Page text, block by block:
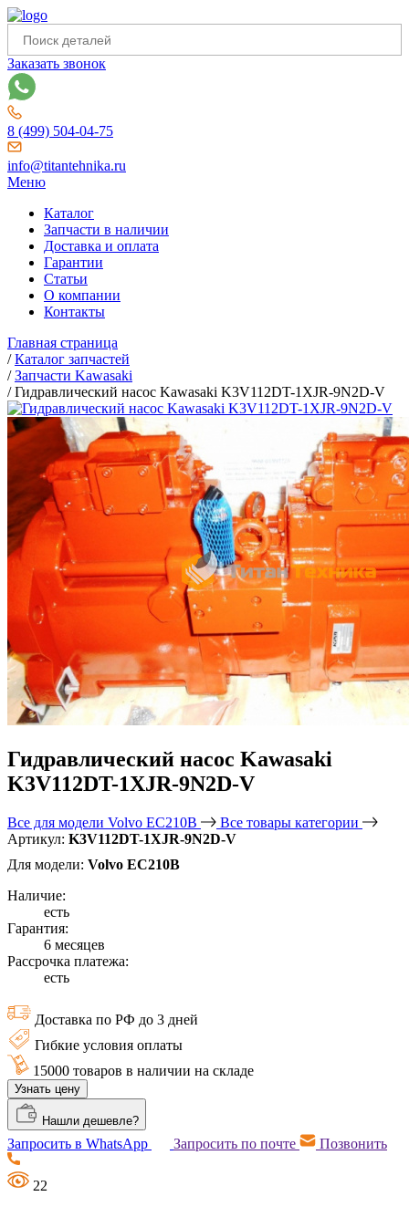
Заказать звонок
8 (499) 504-04-75
info@titantehnika.ru
Меню
Каталог
Запчасти в наличии
Доставка и оплата
Гарантии
Статьи
О компании
Контакты
Главная страница
/Каталог запчастей
/Запчасти Kawasaki
/Гидравлический насос Kawasaki K3V112DT-1XJR-9N2D-V
Гидравлический насос Kawasaki
K3V112DT-1XJR-9N2D-V
Все для модели Volvo EC210B
Все товары категории
Артикул: K3V112DT-1XJR-9N2D-V
Для модели: Volvo EC210B
Наличие:
есть
Гарантия:
6 месяцев
Рассрочка платежа:
есть
Доставка по РФ до 3 дней
Гибкие условия оплаты
15000 товаров в наличии на складе
Узнать цену
Нашли дешевле?
Запросить в WhatsApp Запросить по почте Позвонить
22